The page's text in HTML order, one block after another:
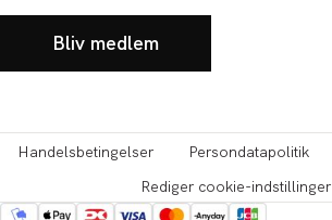
Bliv medlem
Handelsbetingelser Persondatapolitik
Rediger cookie-indstillinger